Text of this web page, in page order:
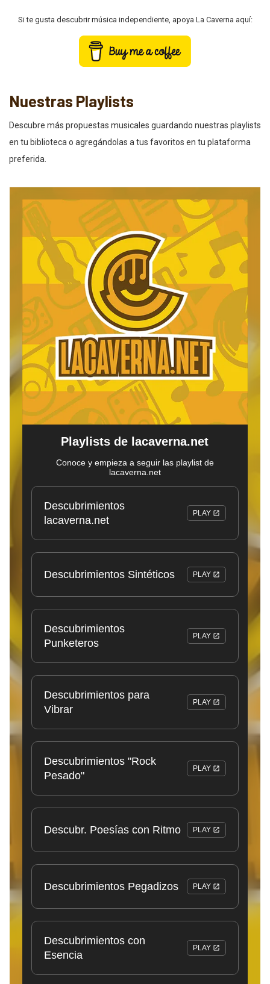
Si te gusta descubrir música independiente, apoya La Caverna aquí:
Nuestras Playlists
Descubre más propuestas musicales guardando nuestras playlists
en tu biblioteca o agregándolas a tus favoritos en tu plataforma
preferida.